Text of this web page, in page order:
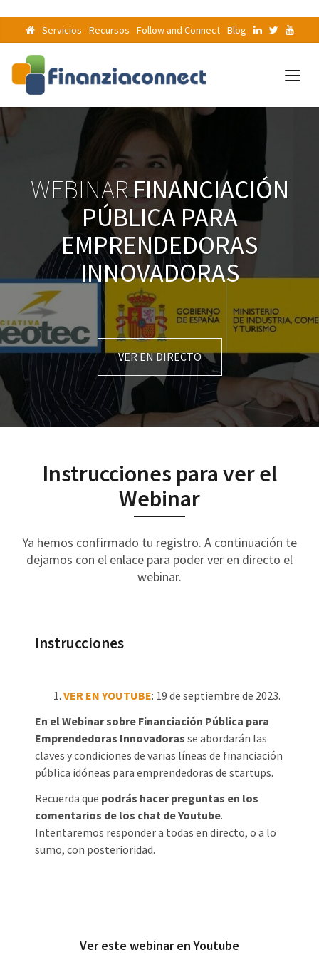
Servicios Recursos Follow and Connect Blog
WEBINARFINANCIACIÓN
PÚBLICA PARA
EMPRENDEDORAS
INNOVADORAS
VER EN DIRECTO
Instrucciones para ver el
Webinar
Ya hemos confirmado tu registro. A continuación te
dejamos con el enlace para poder ver en directo el
webinar.
Instrucciones
VER EN YOUTUBE: 19 de septiembre de 2023.
En el Webinar sobre Financiación Pública para
Emprendedoras Innovadorasse abordarán las
claves y condiciones de varias líneas de financiación
pública idóneas para emprendedoras de startups.
Recuerda que podrás hacer preguntas en los
comentarios de los chat de Youtube.
Intentaremos responder a todas en directo, o a lo
sumo, con posterioridad.
Ver este webinar en Youtube